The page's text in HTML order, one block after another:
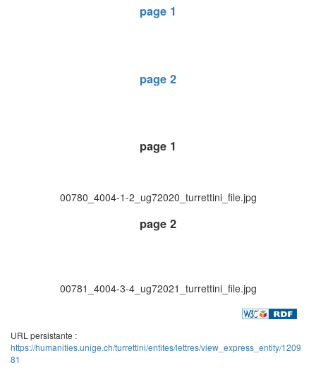
page 1
page 2
page 1
00780_4004-1-2_ug72020_turrettini_file.jpg
page 2
00781_4004-3-4_ug72021_turrettini_file.jpg
URL persistante :
https://humanities.unige.ch/turrettini/entites/lettres/view_express_entity/1209
81